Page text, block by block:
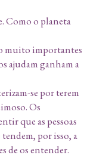
Como o planeta
muito importantes
ajudam ganham a
se por terem
Os
que as pessoas
tendem, por isso, a
de os entender.